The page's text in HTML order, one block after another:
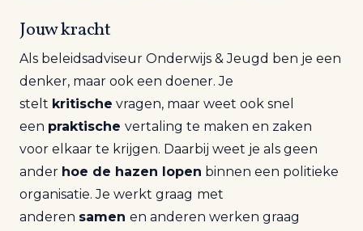
Jouw kracht
Als beleidsadviseur Onderwijs & Jeugd ben je een
denker, maar ook een doener. Je
stelt kritische vragen, maar weet ook snel
een praktische vertaling te maken en zaken
voor elkaar te krijgen. Daarbij weet je als geen
ander hoe de hazen lopen binnen een politieke
organisatie. Je werkt graag met
anderen samen en anderen werken graag